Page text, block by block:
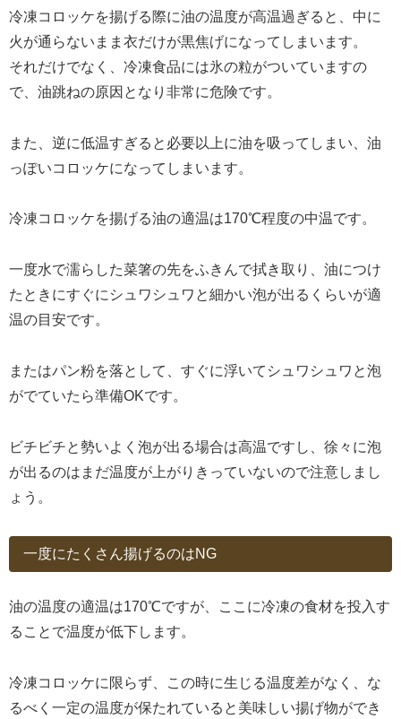
冷凍コロッケを揚げる際に油の温度が高温過ぎると、中に
火が通らないまま衣だけが黒焦げになってしまいます。
それだけでなく、冷凍食品には氷の粒がついていますの
で、油跳ねの原因となり非常に危険です。
また、逆に低温すぎると必要以上に油を吸ってしまい、油
っぽいコロッケになってしまいます。
冷凍コロッケを揚げる油の適温は170℃程度の中温です。
一度水で濡らした菜箸の先をふきんで拭き取り、油につけ
たときにすぐにシュワシュワと細かい泡が出るくらいが適
温の目安です。
またはパン粉を落として、すぐに浮いてシュワシュワと泡
がでていたら準備OKです。
ビチビチと勢いよく泡が出る場合は高温ですし、徐々に泡
が出るのはまだ温度が上がりきっていないので注意しまし
ょう。
一度にたくさん揚げるのはNG
油の温度の適温は170℃ですが、ここに冷凍の食材を投入す
ることで温度が低下します。
冷凍コロッケに限らず、この時に生じる温度差がなく、な
るべく一定の温度が保たれていると美味しい揚げ物ができ